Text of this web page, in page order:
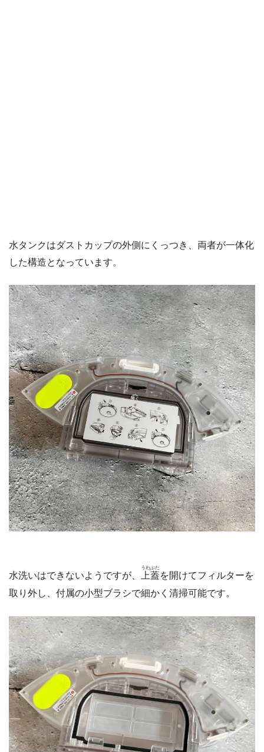
水タンクはダストカップの外側にくっつき、両者が一体化
した構造となっています。
水洗いはできないようですが、 上蓋
うわぶた
を開けてフィルターを
取り外し、付属の小型ブラシで細かく清掃可能です。